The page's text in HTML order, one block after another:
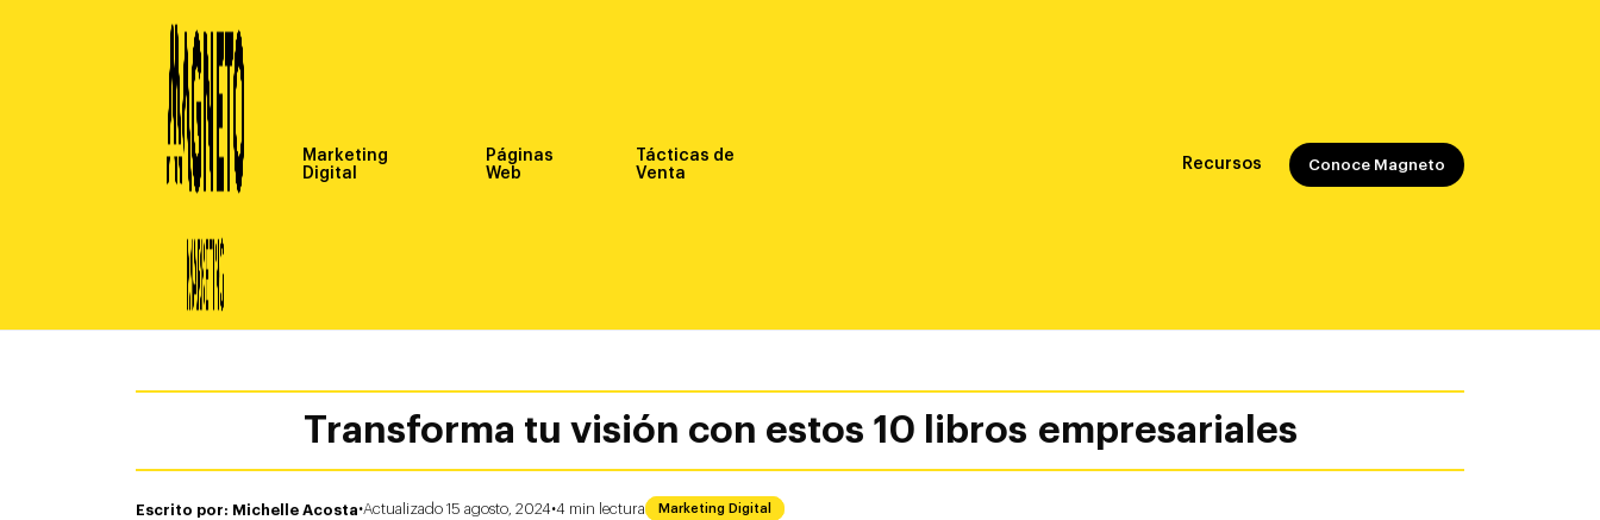
Marketing
Digital
Páginas
Web
Tácticas de
Venta
Recursos Conoce Magneto
Transforma tu visión con estos 10 libros empresariales
Escrito por: Michelle Acosta·Actualizado 15 agosto, 2024·4 min lectura Marketing Digital